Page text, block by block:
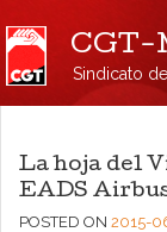
CGT-
Sindicato
La hoja del
EADS
POSTED ON 2015-